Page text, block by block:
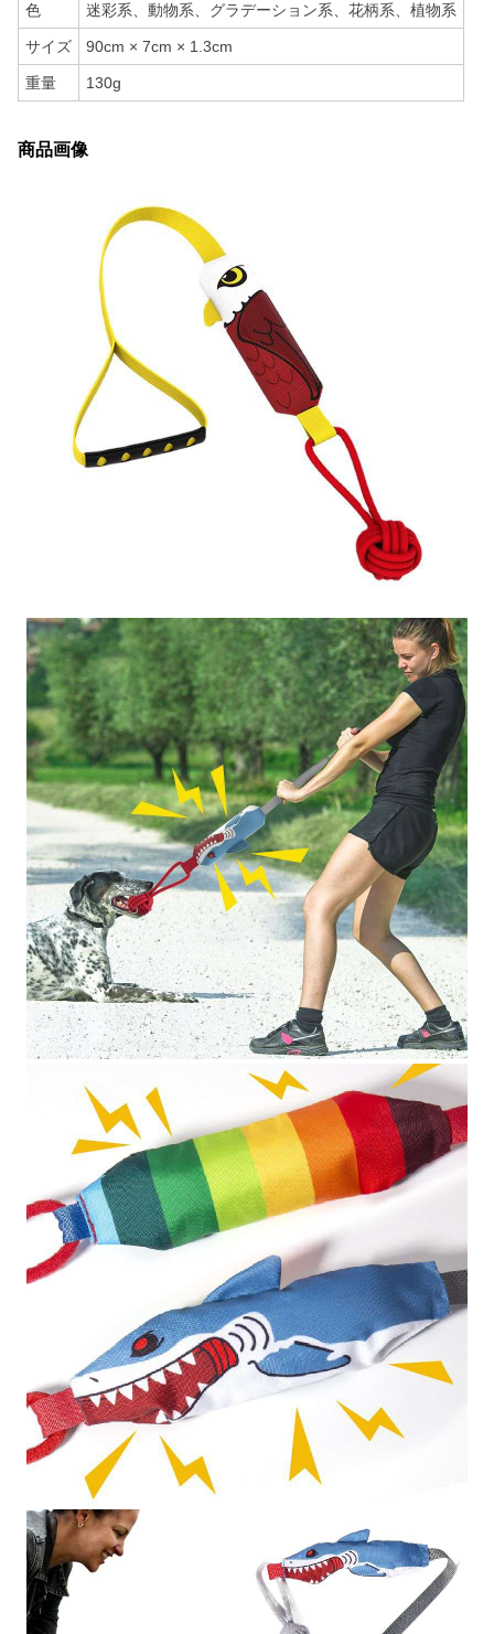
色 迷彩系、動物系、グラデーション系、花柄系、植物系
サイズ 90cm × 7cm × 1.3cm
重量 130g
商品画像